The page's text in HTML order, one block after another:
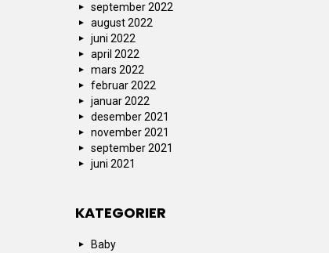
september 2022
august 2022
juni 2022
april 2022
mars 2022
februar 2022
januar 2022
desember 2021
november 2021
september 2021
juni 2021
KATEGORIER
Baby